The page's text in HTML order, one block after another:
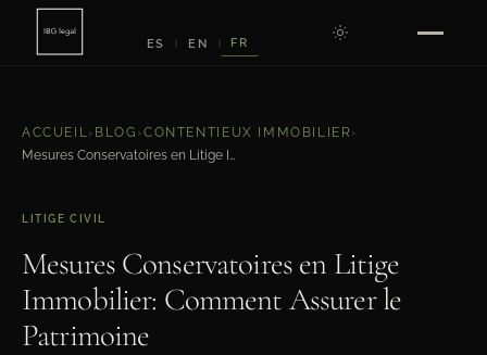
ES EN FR
ACCUEIL› BLOG ›CONTENTIEUX IMMOBILIER ›
Mesures Conservatoires en Litige Immobilier: Comment Assurer le Patrimoine
LITIGE CIVIL
Mesures Conservatoires en Litige
Immobilier: Comment Assurer le
Patrimoine